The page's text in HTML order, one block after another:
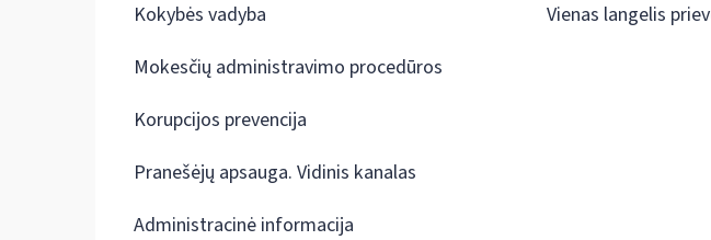
Kokybės vadyba
Mokesčių administravimo procedūros
Korupcijos prevencija
Pranešėjų apsauga. Vidinis kanalas
Administracinė informacija
Vienas langelis